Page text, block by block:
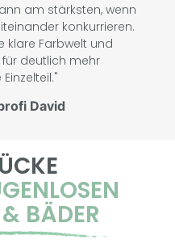
am stärksten, wenn
konkurrieren.
klare Farbwelt und
deutlich mehr
David
BÄDER